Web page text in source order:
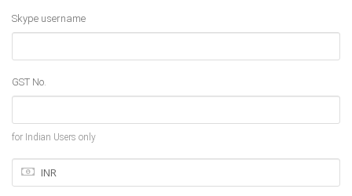
Skype username
GST No.
for Indian Users only